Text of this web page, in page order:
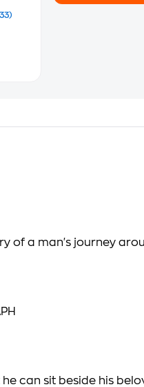
of a man's journey
can sit beside his